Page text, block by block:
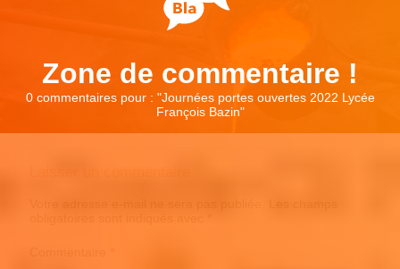
Zone de commentaire !
0 commentaires pour : "Journées portes ouvertes 2022 Lycée
François Bazin"